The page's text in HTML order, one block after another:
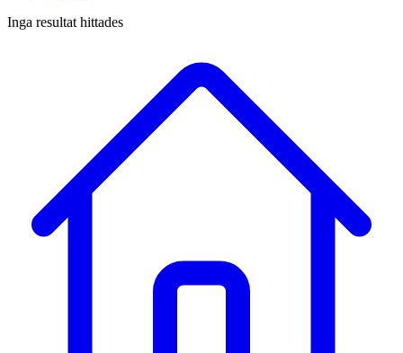
Inga resultat hittades